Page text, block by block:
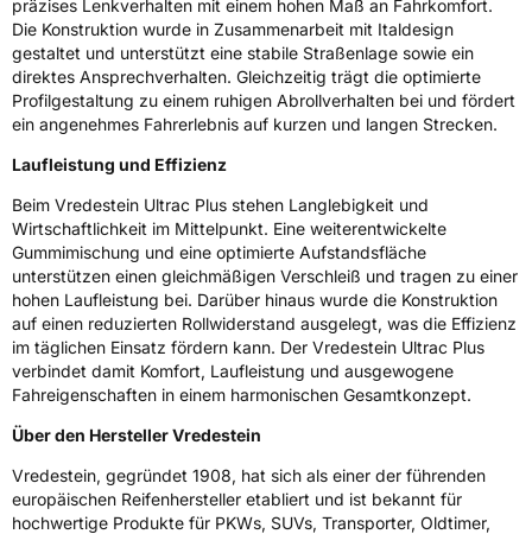
3PMSF / Schneeflockensymbol / Alpine-SymbolNein
EPREL ID2206304
Allgemeine Produktsicherheit (GPSR)
Herstellerkontakt
370 7547 RD Enschede Niederlande,
www.apollotyres.com
präzises Lenkverhalten mit einem hohen Maß an Fahrkomfort.
Die Konstruktion wurde in Zusammenarbeit mit Italdesign
gestaltet und unterstützt eine stabile Straßenlage sowie ein
direktes Ansprechverhalten. Gleichzeitig trägt die optimierte
Profilgestaltung zu einem ruhigen Abrollverhalten bei und fördert
ein angenehmes Fahrerlebnis auf kurzen und langen Strecken.
Laufleistung und Effizienz
Beim Vredestein Ultrac Plus stehen Langlebigkeit und
Wirtschaftlichkeit im Mittelpunkt. Eine weiterentwickelte
Gummimischung und eine optimierte Aufstandsfläche
unterstützen einen gleichmäßigen Verschleiß und tragen zu einer
hohen Laufleistung bei. Darüber hinaus wurde die Konstruktion
auf einen reduzierten Rollwiderstand ausgelegt, was die Effizienz
im täglichen Einsatz fördern kann. Der Vredestein Ultrac Plus
verbindet damit Komfort, Laufleistung und ausgewogene
Fahreigenschaften in einem harmonischen Gesamtkonzept.
Über den Hersteller Vredestein
Vredestein, gegründet 1908, hat sich als einer der führenden
europäischen Reifenhersteller etabliert und ist bekannt für
hochwertige Produkte für PKWs, SUVs, Transporter, Oldtimer,